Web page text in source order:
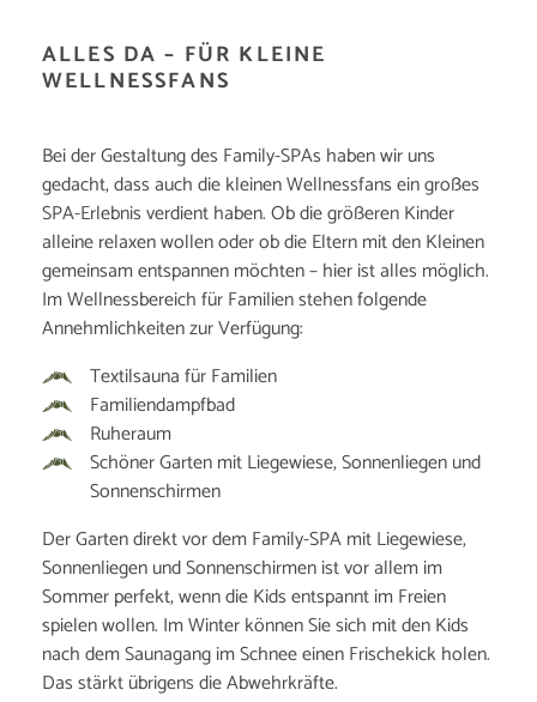
ALLES DA – FÜR KLEINE
WELLNESSFANS
Bei der Gestaltung des Family-SPAs haben wir uns
gedacht, dass auch die kleinen Wellnessfans ein großes
SPA-Erlebnis verdient haben. Ob die größeren Kinder
alleine relaxen wollen oder ob die Eltern mit den Kleinen
gemeinsam entspannen möchten – hier ist alles möglich.
Im Wellnessbereich für Familien stehen folgende
Annehmlichkeiten zur Verfügung:
Textilsauna für Familien
Familiendampfbad
Ruheraum
Schöner Garten mit Liegewiese, Sonnenliegen und
Sonnenschirmen
Der Garten direkt vor dem Family-SPA mit Liegewiese,
Sonnenliegen und Sonnenschirmen ist vor allem im
Sommer perfekt, wenn die Kids entspannt im Freien
spielen wollen. Im Winter können Sie sich mit den Kids
nach dem Saunagang im Schnee einen Frischekick holen.
Das stärkt übrigens die Abwehrkräfte.